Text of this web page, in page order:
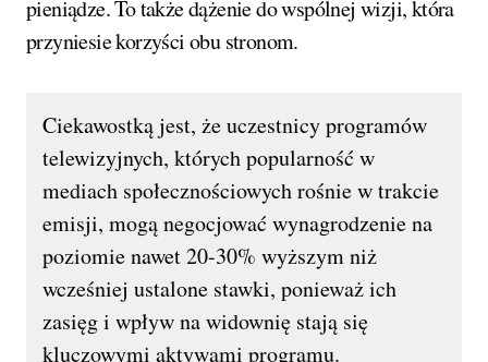
pieniądze. To także dążenie do wspólnej wizji, która
przyniesie korzyści obu stronom.
Ciekawostką jest, że uczestnicy programów
telewizyjnych, których popularność w
mediach społecznościowych rośnie w trakcie
emisji, mogą negocjować wynagrodzenie na
poziomie nawet 20-30% wyższym niż
wcześniej ustalone stawki, ponieważ ich
zasięg i wpływ na widownię stają się
kluczowymi aktywami programu.